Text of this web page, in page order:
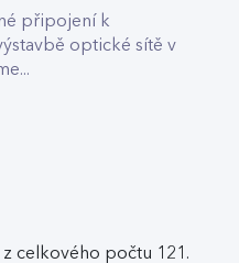
připojení k
optické sítě v
celkového počtu 121.